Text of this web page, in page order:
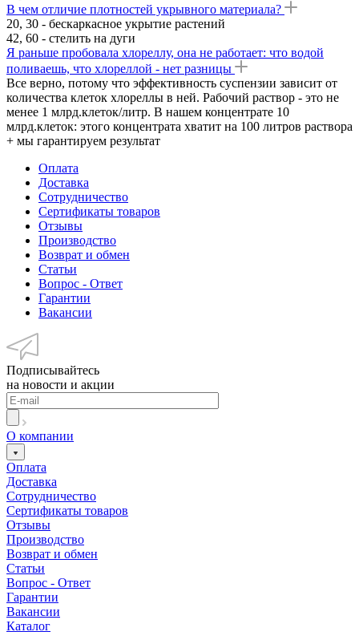
В чем отличие плотностей укрывного материала?
20, 30 - бескаркасное укрытие растений
42, 60 - стелить на дуги
Я раньше пробовала хлореллу, она не работает: что водой
поливаешь, что хлореллой - нет разницы
Все верно, потому что эффективность суспензии зависит от
количества клеток хлореллы в ней. Рабочий раствор - это не
менее 1 млрд.клеток/литр. В нашем концентрате 10
млрд.клеток: этого концентрата хватит на 100 литров раствора
+ мы гарантируем результат
Оплата
Доставка
Сотрудничество
Сертификаты товаров
Отзывы
Производство
Возврат и обмен
Статьи
Вопрос - Ответ
Гарантии
Вакансии
Подписывайтесь
на новости и акции
О компании
Оплата
Доставка
Сотрудничество
Сертификаты товаров
Отзывы
Производство
Возврат и обмен
Статьи
Вопрос - Ответ
Гарантии
Вакансии
Каталог